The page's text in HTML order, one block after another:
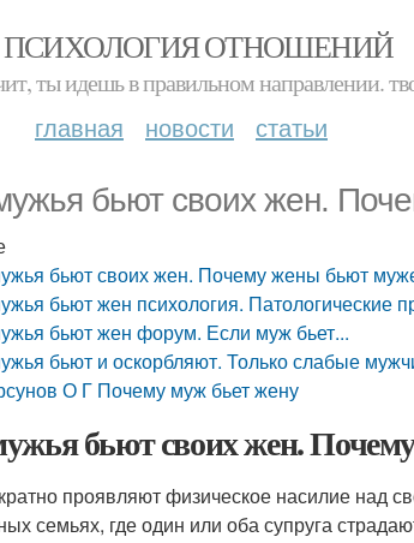
ПСИХОЛОГИЯ ОТНОШЕНИЙ
ты идешь в правильном направлении.
главная новости статьи
бьют своих жен.
бьют своих жен. Почему жены бьют
бьют жен психология. Патологические
бьют жен форум. Если муж бьет...
бьют и оскорбляют. Только слабые
О Г Почему муж бьет жену
бьют своих жен.
проявляют физическое насилие над
семьях, где один или оба супруга